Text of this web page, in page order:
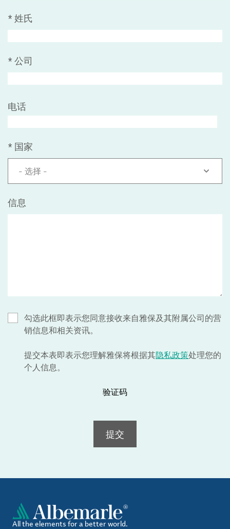
* 姓氏
* 公司
电话
* 国家
- 选择 -
信息
勾选此框即表示您同意接收来自雅保及其附属公司的营
销信息和相关资讯。
提交本表即表示您理解雅保将根据其隐私政策处理您的
个人信息。
验证码
提交
All the elements for a better world.